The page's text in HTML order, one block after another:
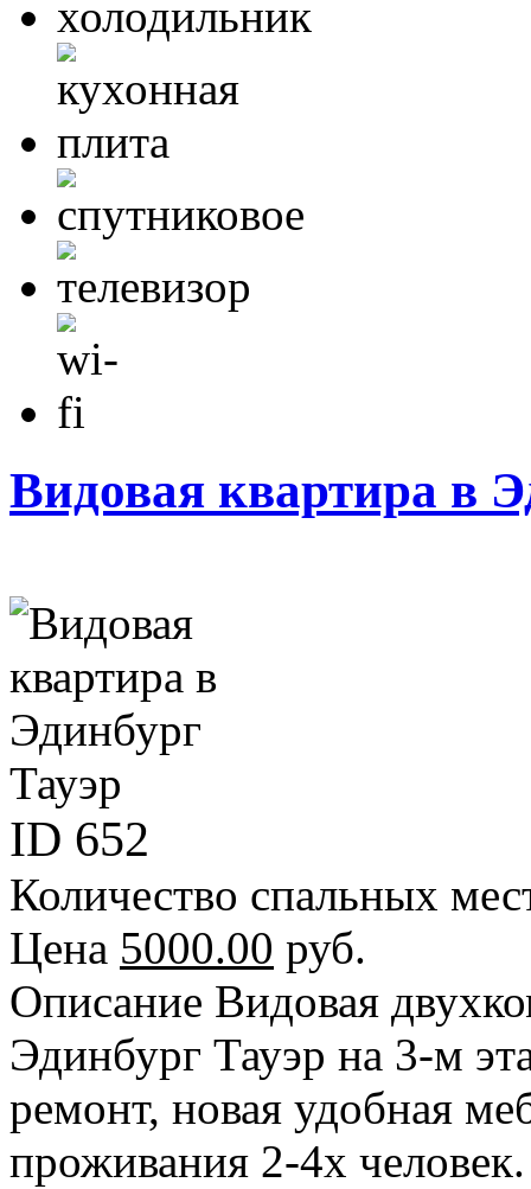
Видовая квартира в
ID 652
Количество спальных
Цена 5000.00 руб.
Описание Видовая
Эдинбург Тауэр на 3-м
ремонт, новая удобная
проживания 2-4х человек.